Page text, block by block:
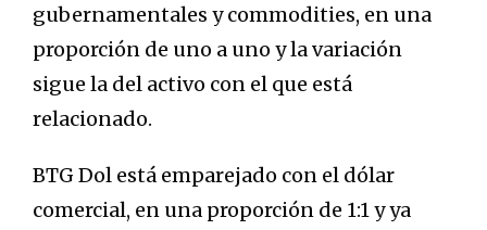
gubernamentales y commodities, en una
proporción de uno a uno y la variación
sigue la del activo con el que está
relacionado.
BTG Dol está emparejado con el dólar
comercial, en una proporción de 1:1 y ya